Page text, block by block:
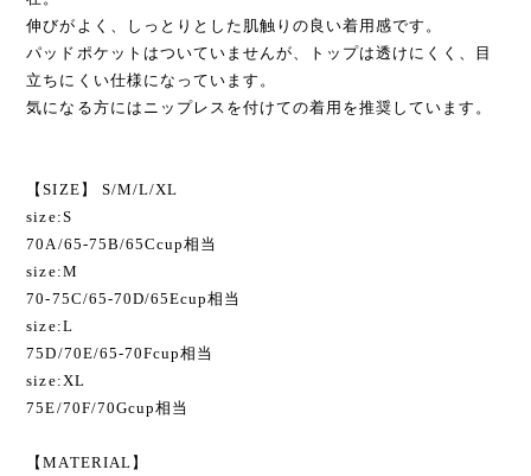
伸びがよく、しっとりとした肌触りの良い着用感です。
パッドポケットはついていませんが、トップは透けにくく、目
立ちにくい仕様になっています。
気になる方にはニップレスを付けての着用を推奨しています。
【SIZE】 S/M/L/XL
size:S
70A/65-75B/65Ccup相当
size:M
70-75C/65-70D/65Ecup相当
size:L
75D/70E/65-70Fcup相当
size:XL
75E/70F/70Gcup相当
【MATERIAL】